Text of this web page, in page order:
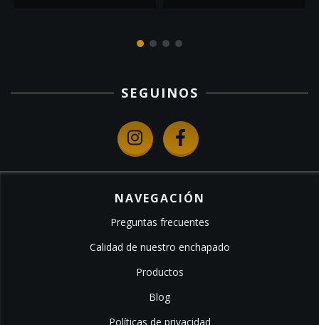
SEGUINOS
NAVEGACIÓN
Preguntas frecuentes
Calidad de nuestro enchapado
Productos
Blog
Políticas de privacidad